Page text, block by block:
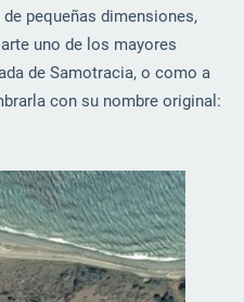
pequeñas dimensiones,
uno de los mayores
de Samotracia, o como a
con su nombre original: